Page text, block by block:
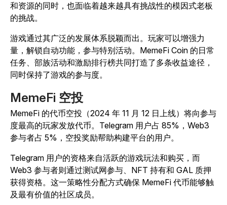
和资源的同时，也面临着越来越具有挑战性的模因式老板
的挑战。
游戏通过其广泛的发展体系脱颖而出。玩家可以增强力
量，解锁自动功能，参与特别活动。 MemeFi Coin 的日常
任务、部族活动和激励排行榜共同打造了多条收益途径，
同时保持了游戏的参与度。
MemeFi 空投
MemeFi 的代币空投（2024 年 11 月 12 日上线）将向参与
度最高的玩家发放代币。Telegram 用户占 85%，Web3
参与者占 5%，空投奖励帮助构建平台的用户。
Telegram 用户的资格来自活跃的游戏玩法和购买，而
Web3 参与者则通过测试网参与、NFT 持有和 GAL 质押
获得资格。 这一策略性分配方式确保 MemeFi 代币能够触
及最有价值的社区成员。